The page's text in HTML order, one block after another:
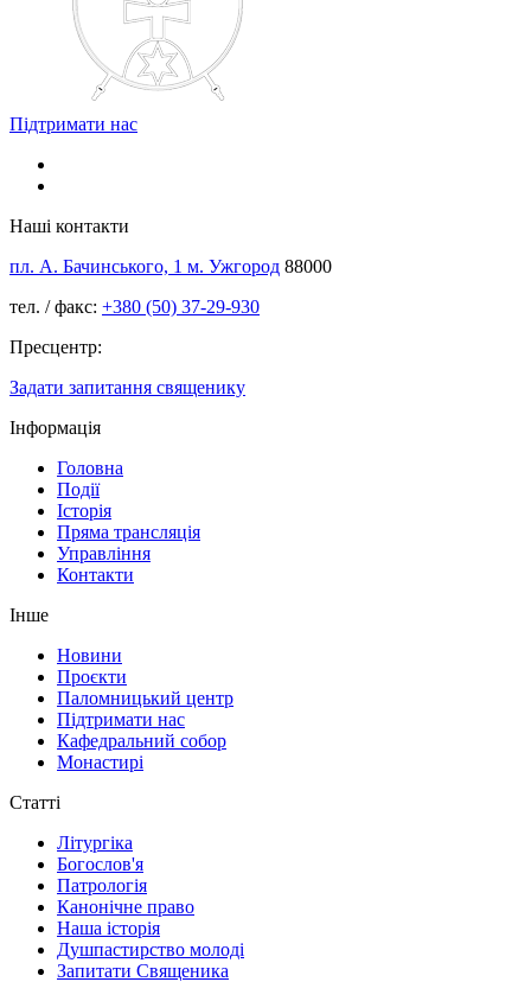
Підтримати нас
Наші контакти
пл. А. Бачинського, 1 м. Ужгород 88000
тел. / факс: +380 (50) 37-29-930
Пресцентр:
Задати запитання священику
Інформація
Головна
Події
Історія
Пряма трансляція
Управління
Контакти
Інше
Новини
Проєкти
Паломницький центр
Підтримати нас
Кафедральний собор
Монастирі
Статті
Літургіка
Богослов'я
Патрологія
Канонічне право
Наша історія
Душпастирство молоді
Запитати Священика